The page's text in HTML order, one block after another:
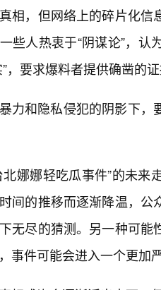
相，但网络上的碎片化
些人热衷于“阴谋论”，
，要求爆料者提供确凿的
力和隐私侵犯的阴影下，
北娜娜轻吃瓜事件”的未
间的推移而逐渐降温，
无尽的猜测。另一种可
事件可能会进入一个更加